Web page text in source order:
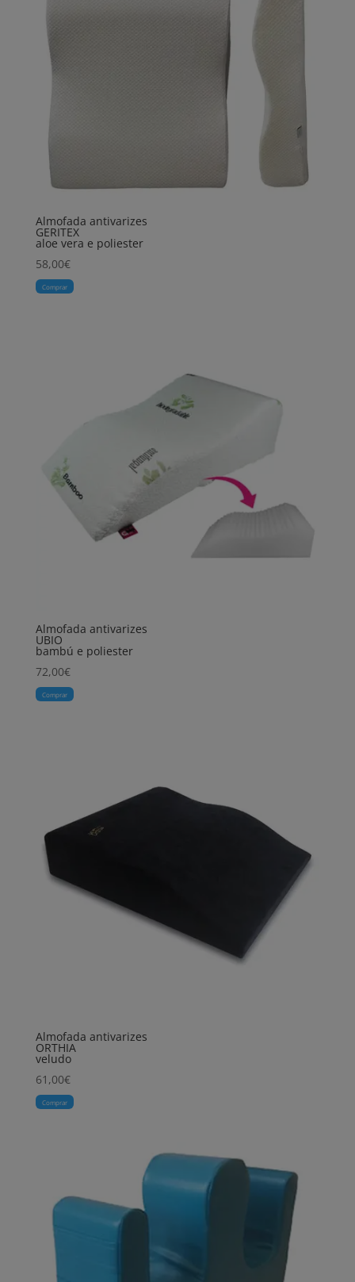
Almofada antivarizes
GERITEX
aloe vera e poliester
58,00€
Comprar
Almofada antivarizes
UBIO
bambú e poliester
72,00€
Comprar
Almofada antivarizes
ORTHIA
veludo
61,00€
Comprar